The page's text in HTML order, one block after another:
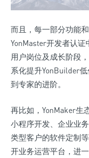
而且，每一部分功能
YonMaster开发者认证
用户岗位及成长阶段
系化提升YonBuilder
到专家的进阶。
再比如，YonMaker生
小程序开发、企业业
类型客户的软件定制
开业务运营平台，进